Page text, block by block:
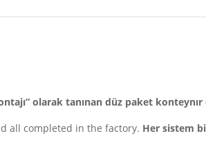
olarak tanınan düz paket konteynır
all completed in the factory. Her sistem